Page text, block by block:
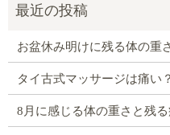
お盆休み明けに残る体の重
タイ古式マッサージは痛い
8月に感じる体の重さと残